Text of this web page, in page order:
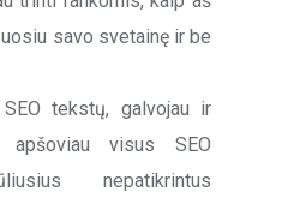
savo svetainę ir be
tekstų, galvojau ir
apšoviau visus SEO
nepatikrintus